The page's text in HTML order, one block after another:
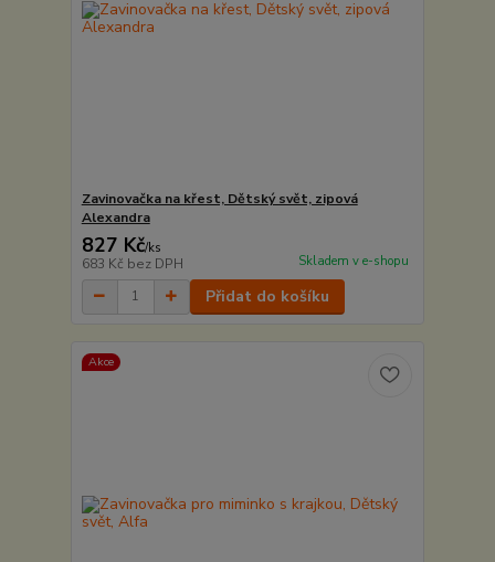
Zavinovačka na křest, Dětský svět, zipová
Alexandra
827 Kč/ks
683 Kč bez DPH Skladem v e-shopu
Přidat do košíku
Akce